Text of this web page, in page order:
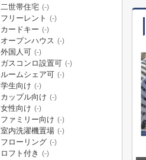
二世帯住宅 (-)
フリーレント (-)
カードキー (-)
オープンハウス (-)
外国人可 (-)
ガスコンロ設置可 (-)
ルームシェア可 (-)
学生向け (-)
カップル向け (-)
女性向け (-)
ファミリー向け (-)
室内洗濯機置場 (-)
フローリング (-)
ロフト付き (-)